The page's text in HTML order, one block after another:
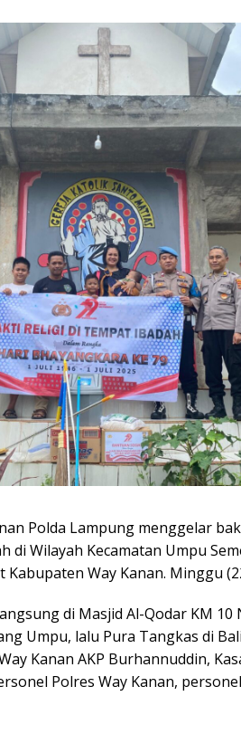
Polda Lampung menggelar
di Wilayah Kecamatan Umpu
Kabupaten Way Kanan. Minggu
di Masjid Al-Qodar KM 10
Umpu, lalu Pura Tangkas di
Kanan AKP Burhannuddin,
Polres Way Kanan,